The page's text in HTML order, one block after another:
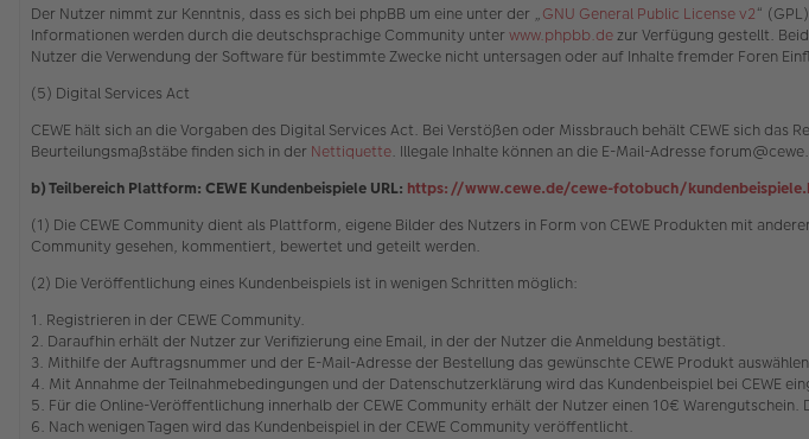
Der Nutzer nimmt zur Kenntnis, dass es sich bei phpBB um eine unter der „GNU General Public License v2“
Informationen werden durch die deutschsprachige Community unter www.phpbb.dezur Verfügung gestellt.
Nutzer die Verwendung der Software für bestimmte Zwecke nicht untersagen oder auf Inhalte fremder Foren
(5) Digital Services Act
CEWE hält sich an die Vorgaben des Digital Services Act. Bei Verstößen oder Missbrauch behält CEWE sich
Beurteilungsmaßstäbe finden sich in der Nettiquette. Illegale Inhalte können an die E-Mail-Adresse
b) Teilbereich Plattform: CEWE Kundenbeispiele URL: https://www.cewe.de/cewe-fotobuch/
(1) Die CEWE Community dient als Plattform, eigene Bilder des Nutzers in Form von CEWE Produkten mit
Community gesehen, kommentiert, bewertet und geteilt werden.
(2) Die Veröffentlichung eines Kundenbeispiels ist in wenigen Schritten möglich:
1. Registrieren in der CEWE Community.
2. Daraufhin erhält der Nutzer zur Verifizierung eine Email, in der der Nutzer die Anmeldung bestätigt.
3. Mithilfe der Auftragsnummer und der E-Mail-Adresse der Bestellung das gewünschte CEWE Produkt
4. Mit Annahme der Teilnahmebedingungen und der Datenschutzerklärung wird das Kundenbeispiel bei CEWE
5. Für die Online-Veröffentlichung innerhalb der CEWE Community erhält der Nutzer einen 10€
6. Nach wenigen Tagen wird das Kundenbeispiel in der CEWE Community veröffentlicht.